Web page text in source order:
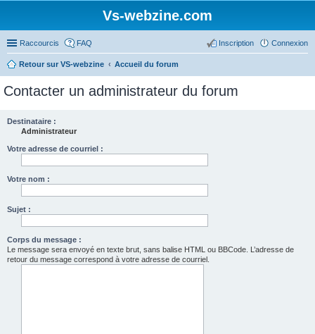
Vs-webzine.com
Raccourcis FAQ Connexion
Inscription
Retour sur VS-webzine Accueil du forum
Contacter un administrateur du forum
Destinataire :
Administrateur
Votre adresse de courriel :
Votre nom :
Sujet :
Corps du message :
Le message sera envoyé en texte brut, sans balise HTML ou BBCode. L’adresse de
retour du message correspond à votre adresse de courriel.